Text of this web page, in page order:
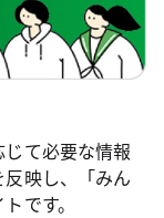
て必要な情報
映し、「みん
です。